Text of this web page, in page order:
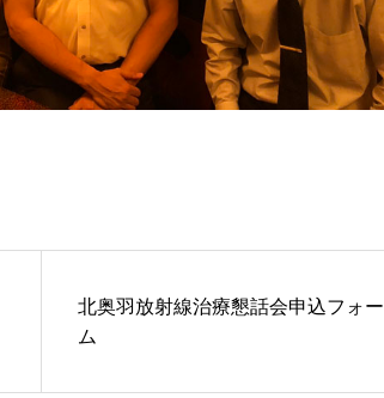
北奥羽放射線治療懇話会申込フォー
ム